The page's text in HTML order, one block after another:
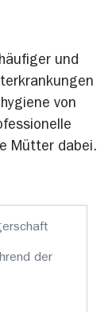
und
von
Mütter dabei.
der